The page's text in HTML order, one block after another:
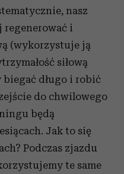
nasz
regenerować i
(wykorzystuje ją
siłową
długo i robić
do chwilowego
będą
Jak to się
Podczas zjazdu
te same